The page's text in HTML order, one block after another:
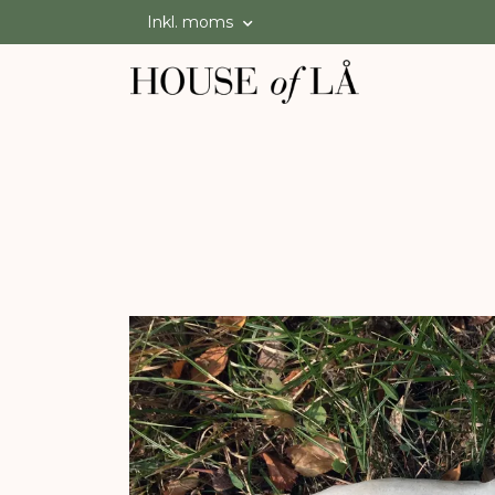
Inkl. moms